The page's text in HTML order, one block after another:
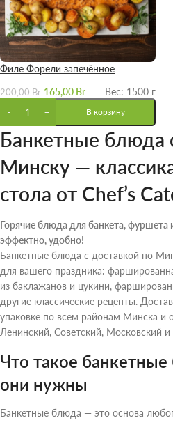
Филе Форели запечённое
200,00Br 165,00 Br Вес: 1500 г
В корзину
Банкетные блюда
Минску —
стола от Chef’s
Горячие блюда для банкета, фуршета
эффектно, удобно!
Банкетные блюда с доставкой по
для вашего праздника:
из баклажанов и цукини,
другие классические рецепты.
упаковке по всем районам Минска и
Ленинский, Советский, Московский
Что такое
они нужны
Банкетные блюда — это основа